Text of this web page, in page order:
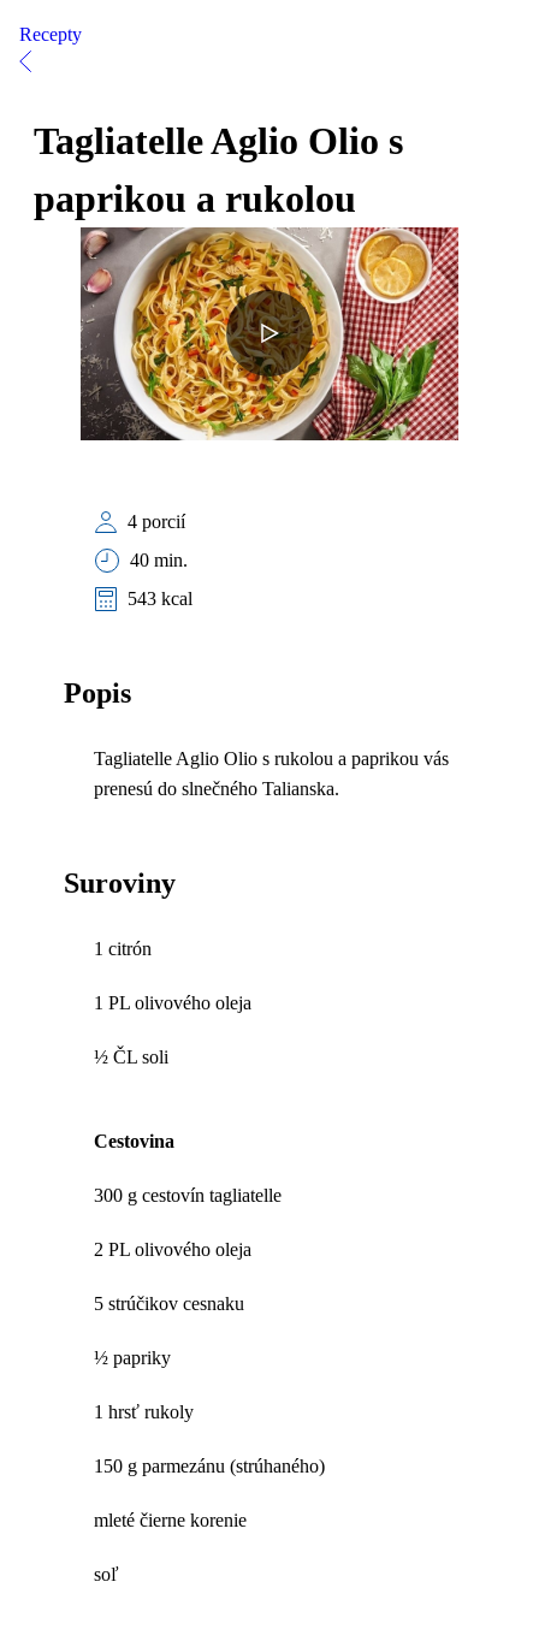
Recepty
Tagliatelle Aglio Olio s
paprikou a rukolou
4 porcií
40 min.
543 kcal
Popis
Tagliatelle Aglio Olio s rukolou a paprikou vás
prenesú do slnečného Talianska.
Suroviny
1 citrón
1 PL olivového oleja
½ ČL soli
Cestovina
300 g cestovín tagliatelle
2 PL olivového oleja
5 strúčikov cesnaku
½ papriky
1 hrsť rukoly
150 g parmezánu (strúhaného)
mleté čierne korenie
soľ